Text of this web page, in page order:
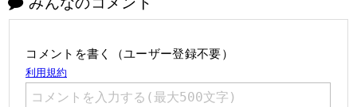
コメントを書く（ユーザー登録不要）